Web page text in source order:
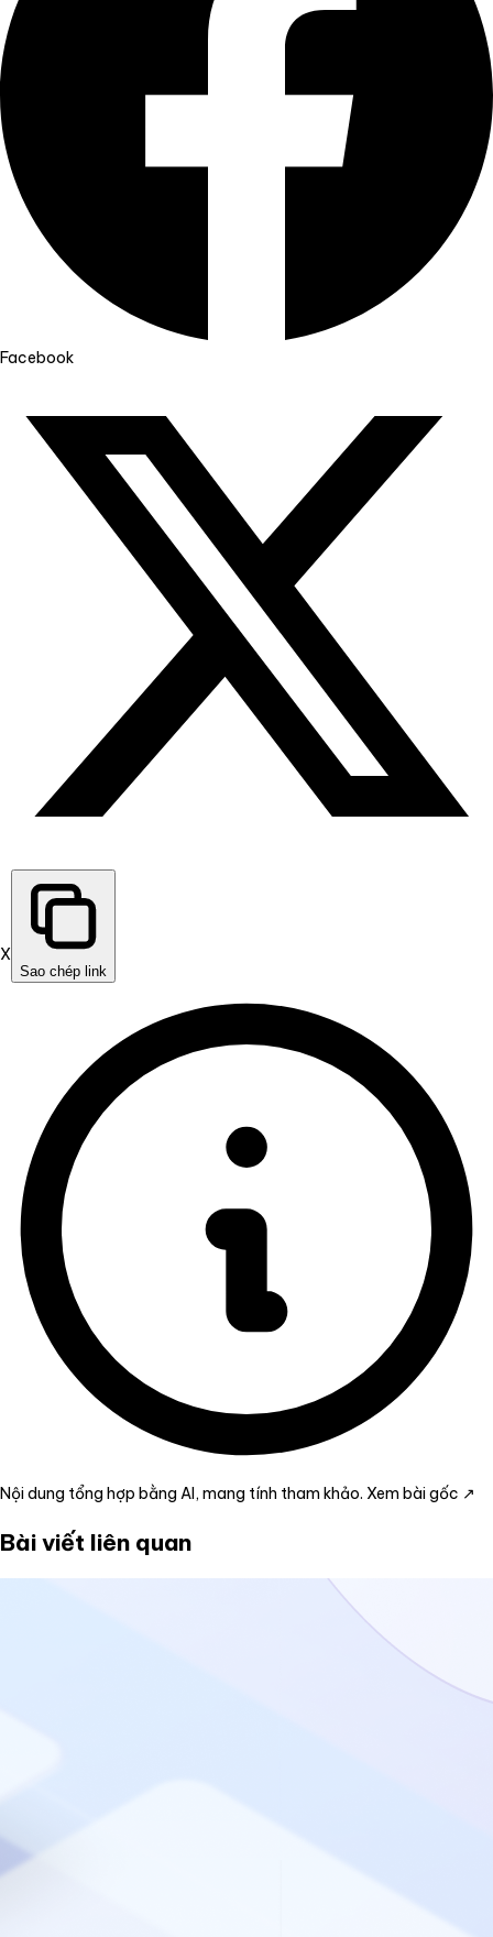
Facebook
X
Sao chép link
Nội dung tổng hợp bằng AI, mang tính tham khảo. Xem bài gốc ↗
Bài viết liên quan